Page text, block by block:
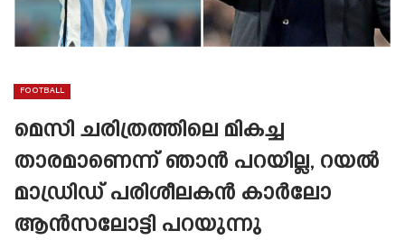
FOOTBALL
മെസി ചരിത്രത്തിലെ മികച്ച
താരമാണെന്ന് ഞാൻ പറയില്ല, റയൽ
മാഡ്രിഡ് പരിശീലകൻ കാർലോ
ആൻസലോട്ടി പറയുന്നു